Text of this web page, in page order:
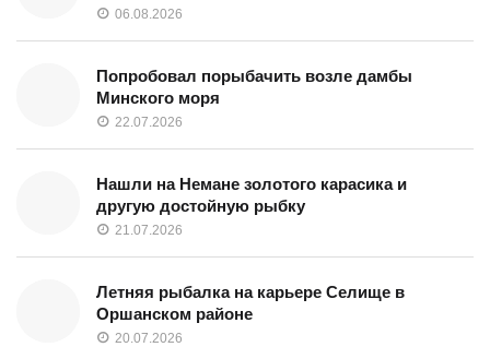
06.08.2026
Попробовал порыбачить возле дамбы
Минского моря
22.07.2026
Нашли на Немане золотого карасика и
другую достойную рыбку
21.07.2026
Летняя рыбалка на карьере Селище в
Оршанском районе
20.07.2026